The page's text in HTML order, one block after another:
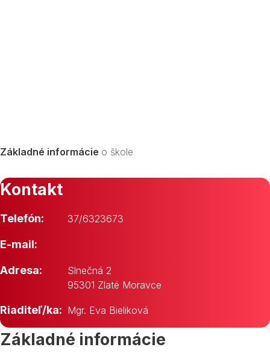
Základné informácie o škole
Kontakt
Telefón: 37/6323673
E-mail:
Adresa:
Slnečná 2
95301 Zlaté Moravce
Riaditeľ/ka: Mgr. Eva Bieliková
Základné informácie